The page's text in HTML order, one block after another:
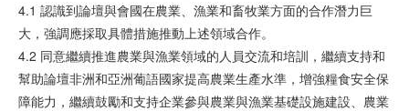
4.1 認識到論壇與會國在農業、漁業和畜牧業方面的合作潛力巨
大，強調應採取具體措施推動上述領域合作。
4.2 同意繼續推進農業與漁業領域的人員交流和培訓，繼續支持和
幫助論壇非洲和亞洲葡語國家提高農業生產水準，增強糧食安全保
障能力，繼續鼓勵和支持企業參與農業與漁業基礎設施建設、農業